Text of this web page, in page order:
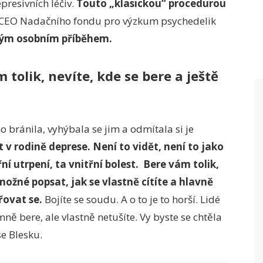
léčiv. Touto „klasickou“ procedurou
Nadačního fondu pro výzkum psychedelik
osobním příběhem.
tolik, nevíte, kde se bere a ještě
bránila, vyhýbala se jim a odmítala si je
rodině deprese. Není to vidět, není to jako
utrpení, ta vnitřní bolest. Bere vám tolik,
popsat, jak se vlastně cítíte a hlavně
se. Bojíte se soudu. A o to je to horší. Lidé
bere, ale vlastně netušíte. Vy byste se chtěla
Blesku.